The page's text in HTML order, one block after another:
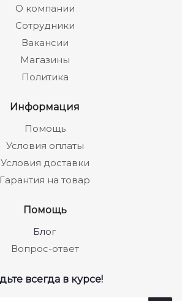
О компании
Сотрудники
Вакансии
Магазины
Политика
Информация
Помощь
Условия оплаты
Условия доставки
Гарантия на товар
Помощь
Блог
Вопрос-ответ
всегда в курсе!